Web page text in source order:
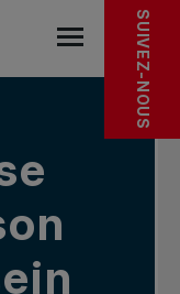
SUIVEZ-NOUS